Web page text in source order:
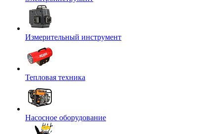
Измерительный инструмент
Тепловая техника
Насосное оборудование